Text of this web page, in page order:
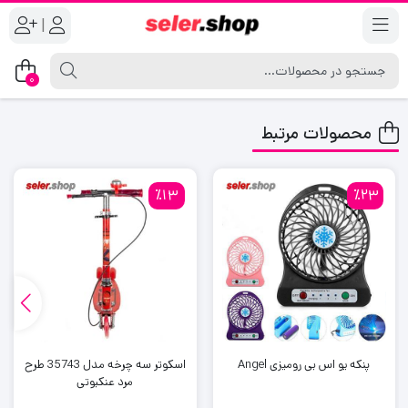
|
0
محصولات مرتبط
٪23
پنکه یو اس بی رومیزی Angel
٪13
اسکوتر سه چرخه مدل 35743 طرح
مرد عنکبوتی